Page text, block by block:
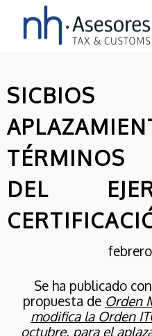
CON
TÉRMINOS
DEL
Se ha publicado
propuesta de Orden
modifica la Orden
octubre, para el